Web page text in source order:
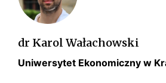
s
O
b
y
w
dr Karol Wałachowski
Uniwersytet Ekonomiczny w